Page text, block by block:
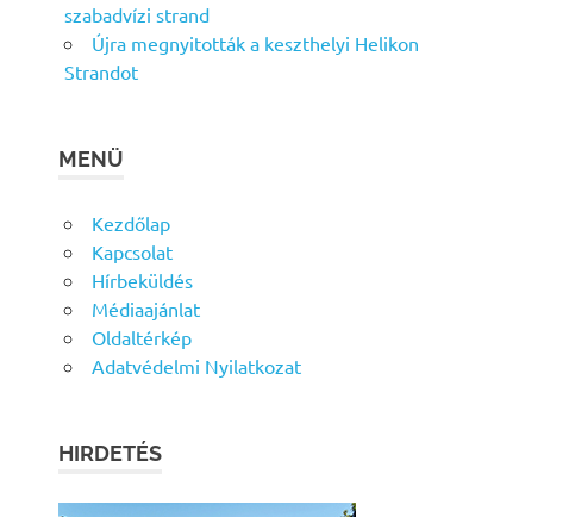
szabadvízi strand
Újra megnyitották a keszthelyi Helikon
Strandot
MENÜ
Kezdőlap
Kapcsolat
Hírbeküldés
Médiaajánlat
Oldaltérkép
Adatvédelmi Nyilatkozat
HIRDETÉS